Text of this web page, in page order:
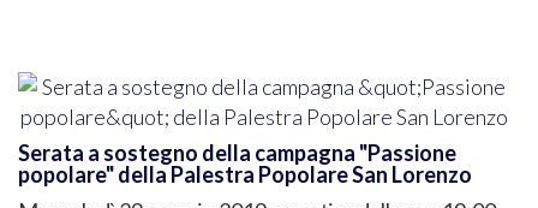
Serata a sostegno della campagna "Passione
popolare" della Palestra Popolare San Lorenzo